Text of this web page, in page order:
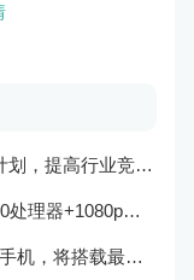
，提高行业竞争力
器+1080p屏幕
的Exynos 2200处理器